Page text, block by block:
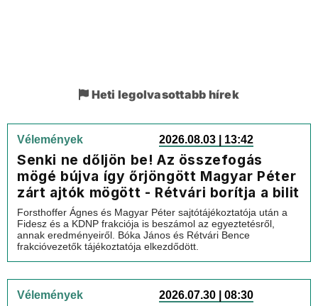
Heti legolvasottabb hírek
Vélemények 2026.08.03 | 13:42
Senki ne dőljön be! Az összefogás
mögé bújva így őrjöngött Magyar Péter
zárt ajtók mögött - Rétvári borítja a bilit
Forsthoffer Ágnes és Magyar Péter sajtótájékoztatója után a
Fidesz és a KDNP frakciója is beszámol az egyeztetésről,
annak eredményeiről. Bóka János és Rétvári Bence
frakcióvezetők tájékoztatója elkezdődött.
Vélemények 2026.07.30 | 08:30